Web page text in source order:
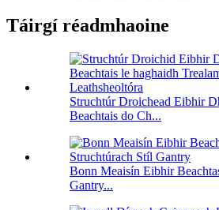
Táirgí réadmhaoine
Struchtúr Droichead Eibhir
Beachtais do Ch...
Bonn Meaisín Eibhir
Gantry...